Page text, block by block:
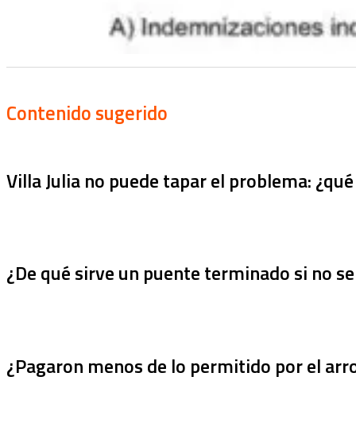
Contenido sugerido
Villa Julia no puede tapar el problema:
¿De qué sirve un puente terminado si no
¿Pagaron menos de lo permitido por el